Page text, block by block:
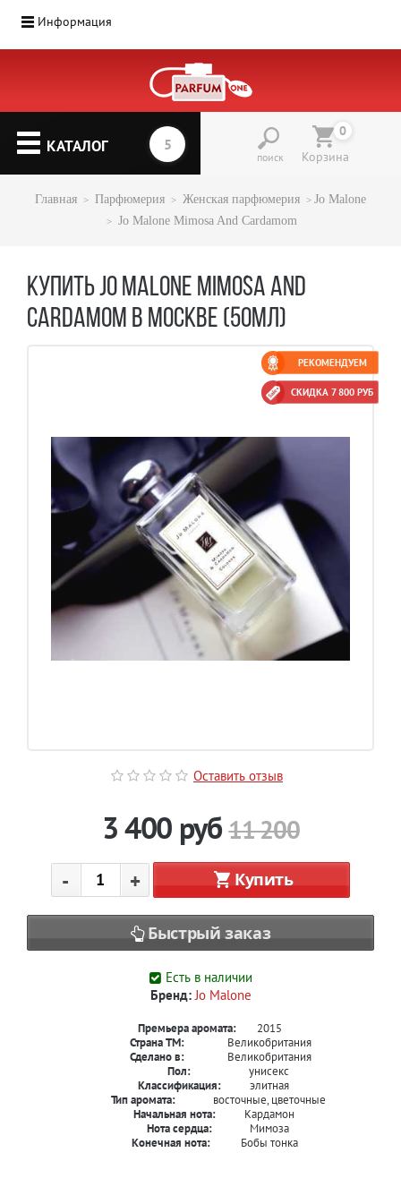
Информация
КАТАЛОГ
поиск
0
Корзина
Главная Парфюмерия Женская парфюмерия
Jo Malone
Jo Malone Mimosa And Cardamom
КУПИТЬ JO MALONE MIMOSA AND
CARDAMOM В МОСКВЕ (50МЛ)
РЕКОМЕНДУЕМ
СКИДКА 7 800 РУБ
Оставить отзыв
3 400 руб 11 200
- + Купить
Быстрый заказ
Есть в наличии
Бренд: Jo Malone
Премьера аромата:
2015
Страна ТМ:
Великобритания
Сделано в:
Великобритания
Пол:
унисекс
Классификация:
элитная
Тип аромата:
восточные, цветочные
Начальная нота:
Кардамон
Нота сердца:
Мимоза
Конечная нота:
Бобы тонка